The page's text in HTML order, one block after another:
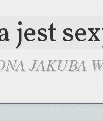
jest
JAKUBA